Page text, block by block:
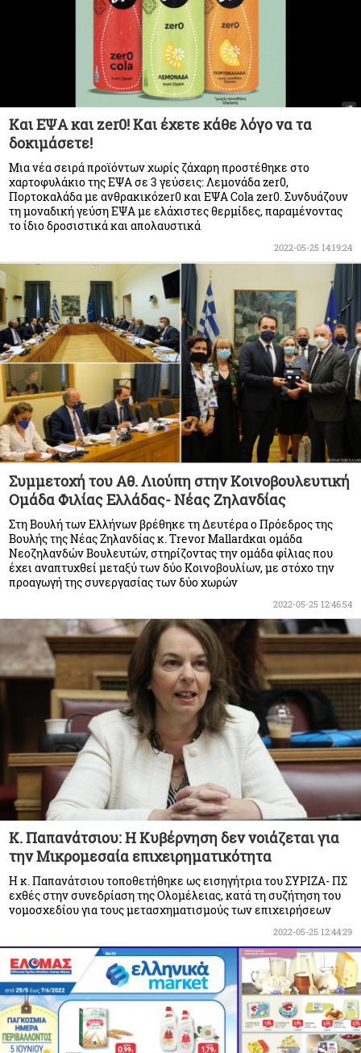
Και ΕΨΑ και zer0! Και έχετε κάθε λόγο να τα
δοκιμάσετε!
Μια νέα σειρά προϊόντων χωρίς ζάχαρη προστέθηκε στο
χαρτοφυλάκιο της ΕΨΑ σε 3 γεύσεις: Λεμονάδα zer0,
Πορτοκαλάδα με ανθρακικόzer0 και ΕΨΑ Cola zer0. Συνδυάζουν
τη μοναδική γεύση ΕΨΑ με ελάχιστες θερμίδες, παραμένοντας
το ίδιο δροσιστικά και απολαυστικά
2022-05-25 14:19:24
Συμμετοχή του Αθ. Λιούπη στην Κοινοβουλευτική
Ομάδα Φιλίας Ελλάδας- Νέας Ζηλανδίας
Στη Βουλή των Ελλήνων βρέθηκε τη Δευτέρα ο Πρόεδρος της
Βουλής της Νέας Ζηλανδίας κ. Trevor Mallardκαι ομάδα
Νεοζηλανδών Βουλευτών, στηρίζοντας την ομάδα φίλιας που
έχει αναπτυχθεί μεταξύ των δύο Κοινοβουλίων, με στόχο την
προαγωγή της συνεργασίας των δύο χωρών
2022-05-25 12:46:54
Κ. Παπανάτσιου: Η Κυβέρνηση δεν νοιάζεται για
την Μικρομεσαία επιχειρηματικότητα
Η κ. Παπανάτσιου τοποθετήθηκε ως εισηγήτρια του ΣΥΡΙΖΑ- ΠΣ
εχθές στην συνεδρίαση της Ολομέλειας, κατά τη συζήτηση του
νομοσχεδίου για τους μετασχηματισμούς των επιχειρήσεων
2022-05-25 12:44:29